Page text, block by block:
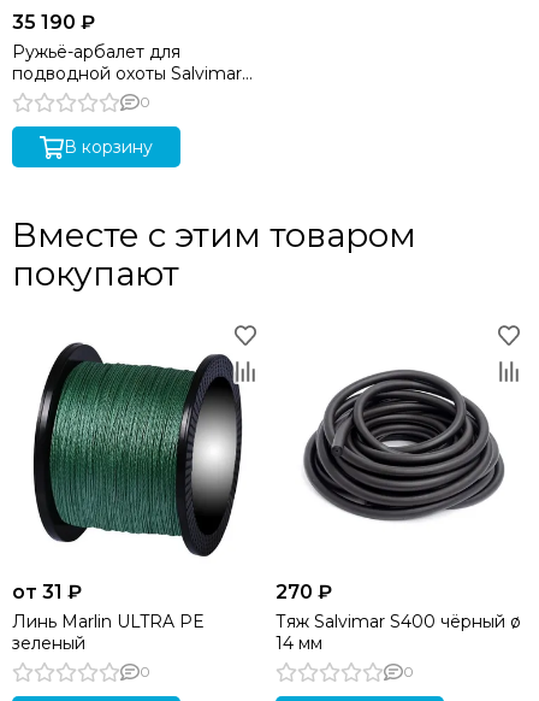
35 190 ₽
Ружьё-арбалет для
подводной охоты Salvimar
ARES 85
0
В корзину
Вместе с этим товаром
покупают
от 31 ₽
Линь Marlin ULTRA PE
зеленый
0
270 ₽
Тяж Salvimar S400 чёрный ø
14 мм
0